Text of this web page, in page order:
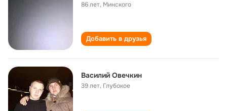
86 лет, Минского
Добавить в друзья
Василий Овечкин
39 лет, Глубокое